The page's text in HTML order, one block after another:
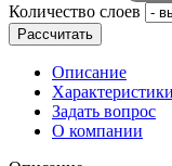
Количество слоев
Рассчитать
Описание
Характеристики
Задать вопрос
О компании